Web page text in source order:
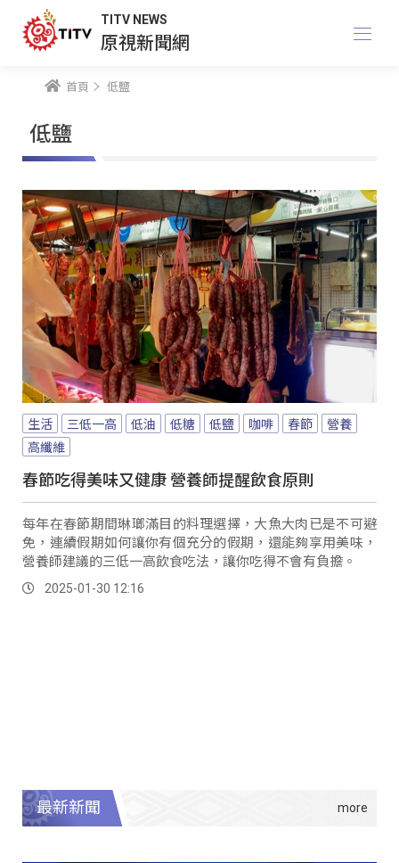
TITV NEWS
原視新聞網
首頁 低鹽
低鹽
生活 三低一高 低油 低糖 低鹽 咖啡 春節
營養
高纖維
春節吃得美味又健康 營養師提醒飲食原則
每年在春節期間琳瑯滿目的料理選擇，大魚大肉已是不可避
免，連續假期如何讓你有個充分的假期，還能夠享用美味，
營養師建議的三低一高飲食吃法，讓你吃得不會有負擔。
2025-01-30 12:16
最新新聞